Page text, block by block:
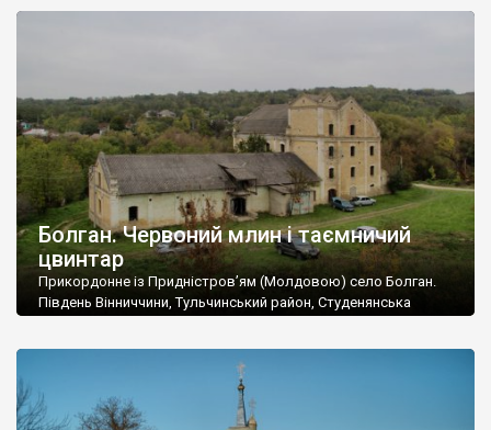
Болган. Червоний млин і таємничий
цвинтар
Прикордонне із Придністров’ям (Молдовою) село Болган.
Південь Вінниччини, Тульчинський район, Студенянська
старовинний цвинтар із кам’яними хрестами. Всі епітафії, які
збереглися, написані кирилицею, церковнослов’янською
мовою. За всіма традиційними ознаками – цвинтар